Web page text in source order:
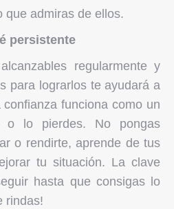
que admiras de ellos.
persistente
regularmente y
para lograrlos te ayudará a
funciona como un
o lo pierdes. No pongas
o rendirte, aprende de tus
tu situación. La clave
hasta que consigas lo
rindas!